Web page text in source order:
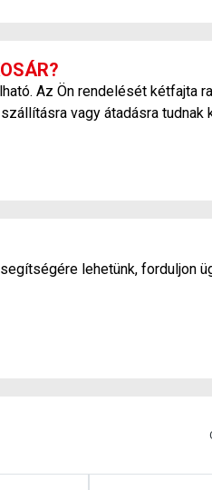
Az Ön rendelését
vagy átadásra
lehetünk, forduljon